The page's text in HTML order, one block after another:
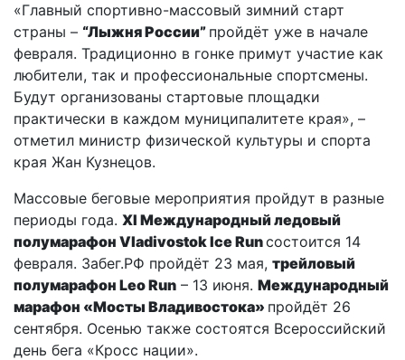
«Главный спортивно-массовый зимний старт
страны – “Лыжня России” пройдёт уже в начале
февраля. Традиционно в гонке примут участие как
любители, так и профессиональные спортсмены.
Будут организованы стартовые площадки
практически в каждом муниципалитете края», –
отметил министр физической культуры и спорта
края Жан Кузнецов.
Массовые беговые мероприятия пройдут в разные
периоды года. XI Международный ледовый
полумарафон Vladivostok Ice Runсостоится 14
февраля. Забег.РФ пройдёт 23 мая, трейловый
полумарафон Leo Run – 13 июня. Международный
марафон «Мосты Владивостока» пройдёт 26
сентября. Осенью также состоятся Всероссийский
день бега «Кросс нации».